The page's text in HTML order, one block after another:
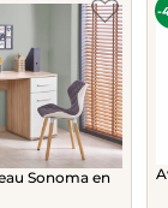
Sonoma en
-